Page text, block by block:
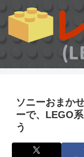
ソニーおまか
ーで、LEGO
う